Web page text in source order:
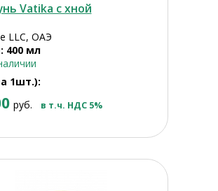
Vatika с хной
LLC, ОАЭ
400 мл
1шт.):
руб. в т.ч. НДС 5%